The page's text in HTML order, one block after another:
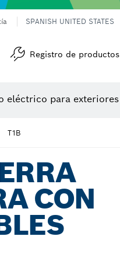
SPANISH UNITED STATES
Registro de productos
eléctrico para exteriores
T1B
CON